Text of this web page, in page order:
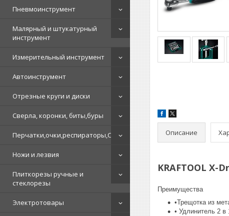
Пневмоинструмент
Малярный и штукатурный
инструмент
Измерительный инструмент
Автоинструмент
Отрезные круги и диски
Сверла, коронки, биты,буры
Перчатки,очки,респираторы,СИЗ
Ножи и лезвия
Плиткорезы ручные и
стеклорезы
Электротовары
Описание
KRAFTOOL X-
Преимущества
•Трещотка из
• Удлинитель 2 в